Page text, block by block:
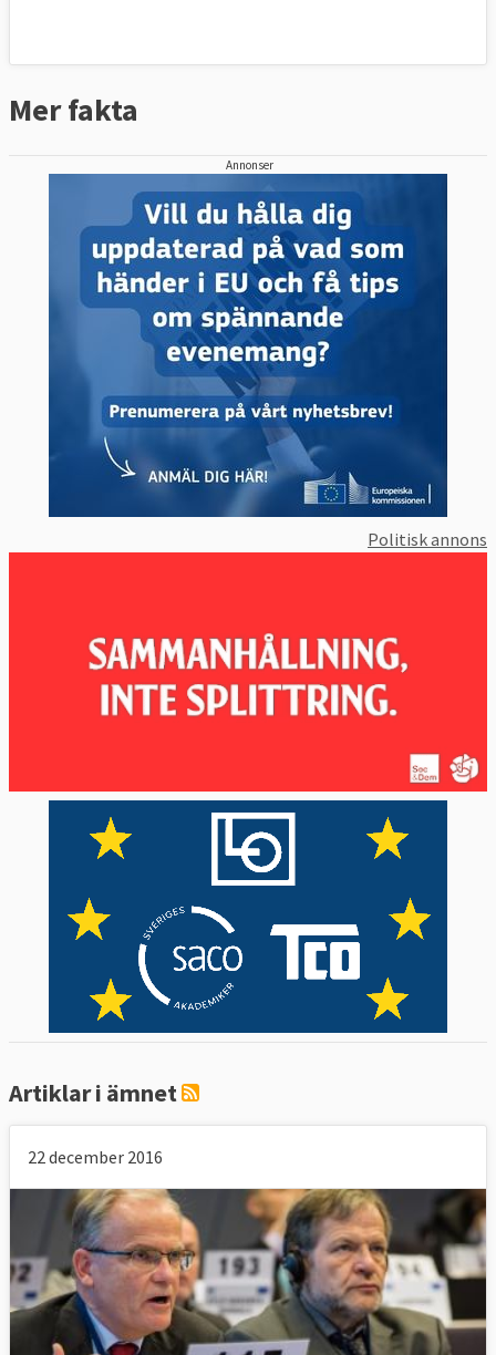
Mer fakta
Annonser
Politisk annons
Artiklar i ämnet
22 december 2016